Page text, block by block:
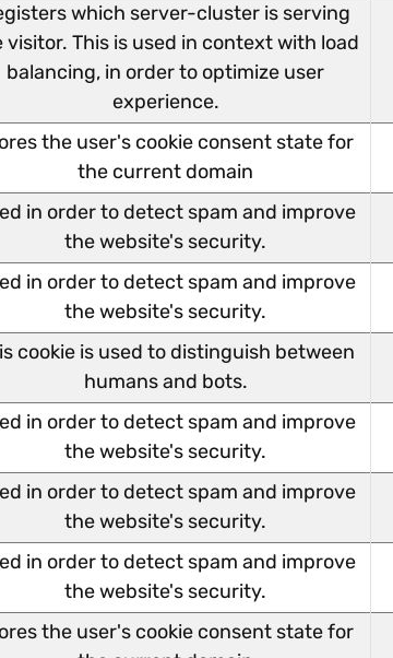
which server-cluster is serving
visitor. This is used in context with load
balancing, in order to optimize user
experience.
the user's cookie consent state for
the current domain
in order to detect spam and improve
the website's security.
in order to detect spam and improve
the website's security.
cookie is used to distinguish between
humans and bots.
in order to detect spam and improve
the website's security.
in order to detect spam and improve
the website's security.
in order to detect spam and improve
the website's security.
the user's cookie consent state for